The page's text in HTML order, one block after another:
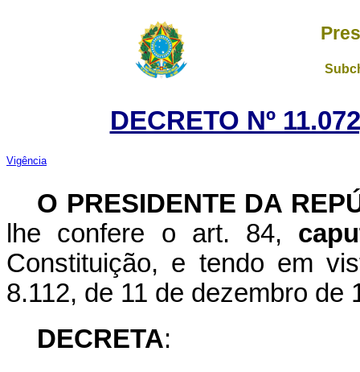
DECRETO Nº
Vigência
O PRESIDENTE DA
lhe confere o art. 84,
Constituição, e tendo em
8.112, de 11 de dezembro de
DECRETA: